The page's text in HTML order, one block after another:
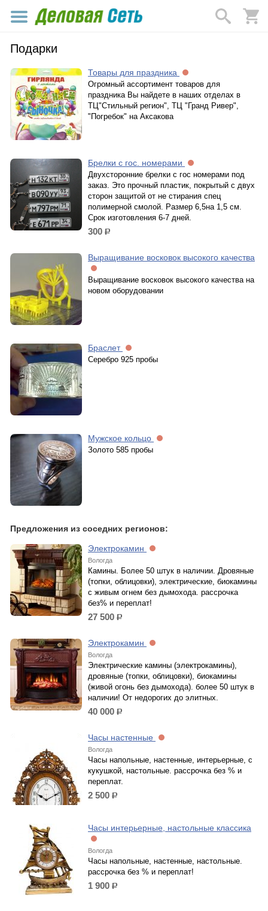
Подарки
Товары для праздника
Огромный ассортимент товаров для
праздника Вы найдете в наших отделах в
ТЦ"Стильный регион", ТЦ "Гранд Ривер",
"Погребок" на Аксакова
Брелки с гос. номерами
Двухсторонние брелки с гос номерами под
заказ. Это прочный пластик, покрытый с двух
сторон защитой от не стирания спец
полимерной смолой. Размер 6,5на 1,5 см.
Срок изготовления 6-7 дней.
300 р.
Выращивание восковок высокого качества
Выращивание восковок высокого качества на
новом оборудовании
Браслет
Серебро 925 пробы
Мужское кольцо
Золото 585 пробы
Предложения из соседних регионов:
Электрокамин
Вологда
Камины. Более 50 штук в наличии. Дровяные
(топки, облицовки), электрические, биокамины
с живым огнем без дымохода. рассрочка
без% и переплат!
27 500 р.
Электрокамин
Вологда
Электрические камины (электрокамины),
дровяные (топки, облицовки), биокамины
(живой огонь без дымохода). более 50 штук в
наличии! От недорогих до элитных.
40 000 р.
Часы настенные
Вологда
Часы напольные, настенные, интерьерные, с
кукушкой, настольные. рассрочка без % и
переплат.
2 500 р.
Часы интерьерные, настольные классика
Вологда
Часы напольные, настенные, настольные.
рассрочка без % и переплат!
1 900 р.